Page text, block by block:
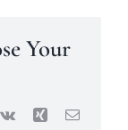
Your
Vk Xing E-